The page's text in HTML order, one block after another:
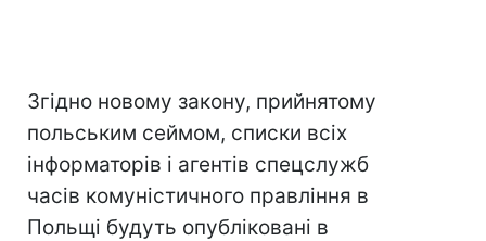
Згідно новому закону, прийнятому
польським сеймом, списки всіх
інформаторів і агентів спецслужб
часів комуністичного правління в
Польщі будуть опубліковані в